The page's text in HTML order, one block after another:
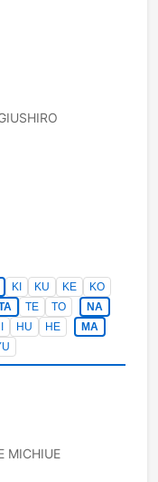
KI KU KE
KO
TE TO
NA
HU HE
MA
MICHIUE